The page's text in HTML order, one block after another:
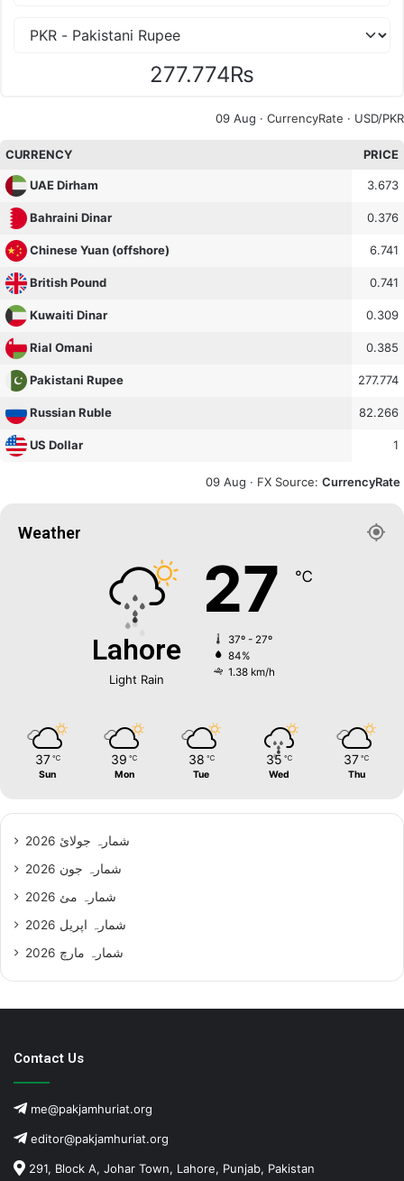
277.774₨
09 Aug · CurrencyRate · USD/PKR
CURRENCY PRICE
UAE Dirham 3.673
Bahraini Dinar 0.376
Chinese Yuan (offshore) 6.741
British Pound 0.741
Kuwaiti Dinar 0.309
Rial Omani 0.385
Pakistani Rupee 277.774
Russian Ruble 82.266
US Dollar 1
09 Aug · FX Source: CurrencyRate
Weather
Lahore
Light Rain
27 ℃
37º - 27º
84%
1.38 km/h
37 ℃
Sun
39 ℃
Mon
38 ℃
Tue
35 ℃
Wed
37 ℃
Thu
شمارہ جولائ 2026
شمارہ جون 2026
شمارہ مئ 2026
شمارہ اپریل 2026
شمارہ مارچ 2026
Contact Us
me@pakjamhuriat.org
editor@pakjamhuriat.org
291, Block A, Johar Town, Lahore, Punjab, Pakistan